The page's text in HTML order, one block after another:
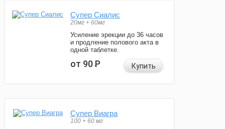
Супер Сиалис
20мг + 60мг
Усиление эрекции до 36 часов
и продление полового акта в
одной таблетке.
от 90Р Купить
Супер Виагра
100 + 60 мг